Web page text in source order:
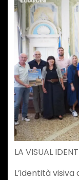
LA VISUAL
L’identità visiva